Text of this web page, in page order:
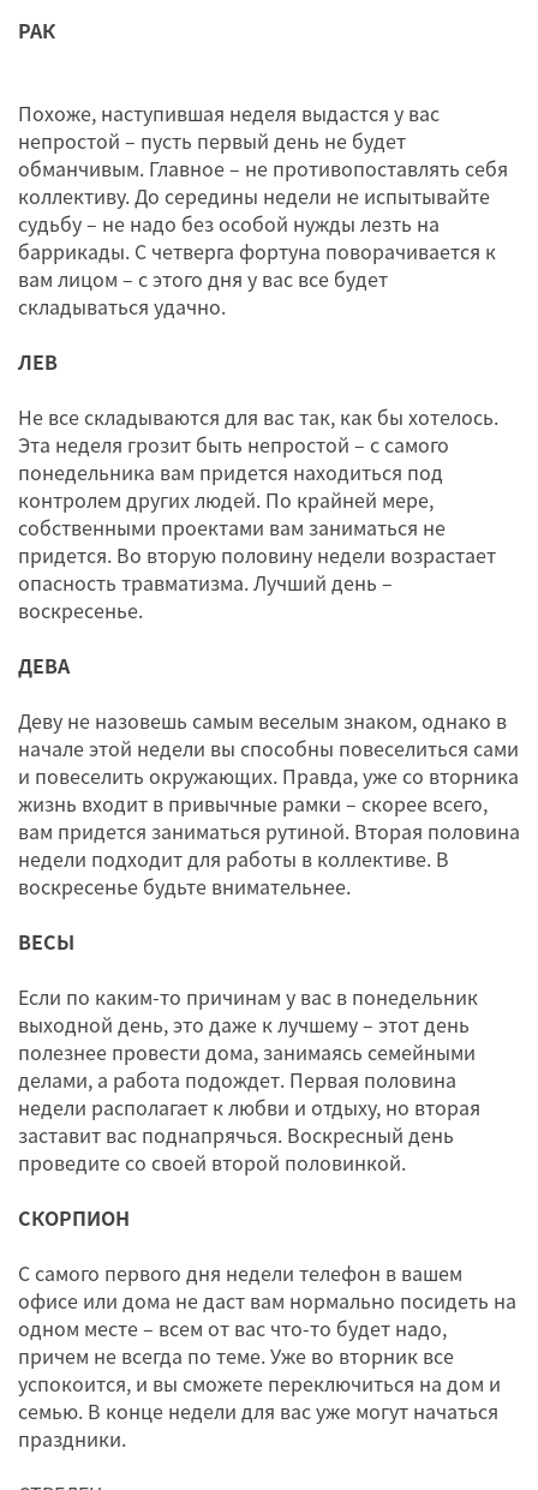
РАК
Похоже, наступившая неделя выдастся у вас
непростой – пусть первый день не будет
обманчивым. Главное – не противопоставлять себя
коллективу. До середины недели не испытывайте
судьбу – не надо без особой нужды лезть на
баррикады. С четверга фортуна поворачивается к
вам лицом – с этого дня у вас все будет
складываться удачно.
ЛЕВ
Не все складываются для вас так, как бы хотелось.
Эта неделя грозит быть непростой – с самого
понедельника вам придется находиться под
контролем других людей. По крайней мере,
собственными проектами вам заниматься не
придется. Во вторую половину недели возрастает
опасность травматизма. Лучший день –
воскресенье.
ДЕВА
Деву не назовешь самым веселым знаком, однако в
начале этой недели вы способны повеселиться сами
и повеселить окружающих. Правда, уже со вторника
жизнь входит в привычные рамки – скорее всего,
вам придется заниматься рутиной. Вторая половина
недели подходит для работы в коллективе. В
воскресенье будьте внимательнее.
ВЕСЫ
Если по каким-то причинам у вас в понедельник
выходной день, это даже к лучшему – этот день
полезнее провести дома, занимаясь семейными
делами, а работа подождет. Первая половина
недели располагает к любви и отдыху, но вторая
заставит вас поднапрячься. Воскресный день
проведите со своей второй половинкой.
СКОРПИОН
С самого первого дня недели телефон в вашем
офисе или дома не даст вам нормально посидеть на
одном месте – всем от вас что-то будет надо,
причем не всегда по теме. Уже во вторник все
успокоится, и вы сможете переключиться на дом и
семью. В конце недели для вас уже могут начаться
праздники.